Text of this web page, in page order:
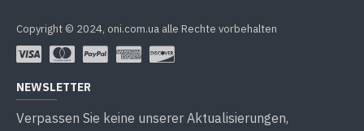
Copyright © 2024, oni.com.ua alle Rechte vorbehalten
NEWSLETTER
Verpassen Sie keine unserer Aktualisierungen,